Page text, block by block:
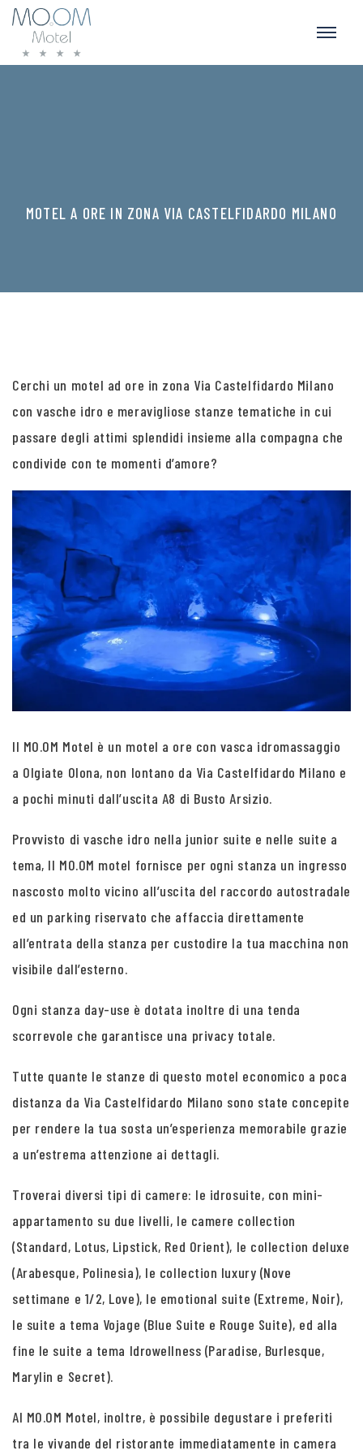
MOTEL A ORE IN ZONA VIA CASTELFIDARDO MILANO
Cerchi un motel ad ore in zona Via Castelfidardo Milano
con vasche idro e meravigliose stanze tematiche in cui
passare degli attimi splendidi insieme alla compagna che
condivide con te momenti d’amore?
Il MO.OM Motel è un motel a ore con vasca idromassaggio
a Olgiate Olona, non lontano da Via Castelfidardo Milano e
a pochi minuti dall’uscita A8 di Busto Arsizio.
Provvisto di vasche idro nella junior suite e nelle suite a
tema, Il MO.OM motel fornisce per ogni stanza un ingresso
nascosto molto vicino all’uscita del raccordo autostradale
ed un parking riservato che affaccia direttamente
all’entrata della stanza per custodire la tua macchina non
visibile dall’esterno.
Ogni stanza day-use è dotata inoltre di una tenda
scorrevole che garantisce una privacy totale.
Tutte quante le stanze di questo motel economico a poca
distanza da Via Castelfidardo Milano sono state concepite
per rendere la tua sosta un’esperienza memorabile grazie
a un’estrema attenzione ai dettagli.
Troverai diversi tipi di camere: le idrosuite, con mini-
appartamento su due livelli, le camere collection
(Standard, Lotus, Lipstick, Red Orient), le collection deluxe
(Arabesque, Polinesia), le collection luxury (Nove
settimane e 1/2, Love), le emotional suite (Extreme, Noir),
le suite a tema Vojage (Blue Suite e Rouge Suite), ed alla
fine le suite a tema Idrowellness (Paradise, Burlesque,
Marylin e Secret).
Al MO.OM Motel, inoltre, è possibile degustare i preferiti
tra le vivande del ristorante immediatamente in camera